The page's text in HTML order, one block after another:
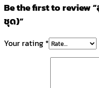
Be the first to review
ชุด)”
Your rating *